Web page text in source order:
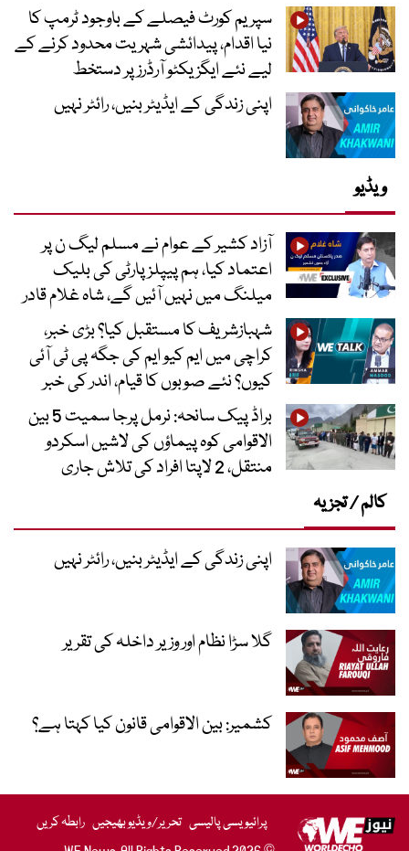
سپریم کورٹ فیصلے کے باوجود ٹرمپ کا
نیا اقدام، پیدائشی شہریت محدود کرنے کے
لیے نئے ایگزیکٹو آرڈرز پر دستخط
اپنی زندگی کے ایڈیٹر بنیں، رائٹر نہیں
ویڈیو
آزاد کشیر کے عوام نے مسلم لیگ ن پر
اعتماد کیا، ہم پیپلز پارٹی کی بلیک
میلنگ میں نہیں آئیں گے، شاہ غلام قادر
شہبازشریف کا مستقبل کیا؟ بڑی خبر،
کراچی میں ایم کیو ایم کی جگہ پی ٹی آئی
کیوں؟ نئے صوبوں کا قیام، اندر کی خبر
براڈ پیک سانحہ: نرمل پرجا سمیت 5 بین
الاقوامی کوہ پیماؤں کی لاشیں اسکردو
منتقل، 2 لاپتا افراد کی تلاش جاری
کالم / تجزیہ
اپنی زندگی کے ایڈیٹر بنیں، رائٹر نہیں
گلا سڑا نظام اور وزیر داخلہ کی تقریر
کشمیر: بین الاقوامی قانون کیا کہتا ہے؟
پرائیویسی پالیسی تحریر/ویڈیو بھیجیں رابطہ کریں